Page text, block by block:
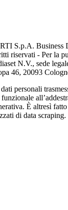
RTI S.p.A. Business
riservati - Per la
N.V., sede
46, 20093
personali
È altresì
di data scraping.